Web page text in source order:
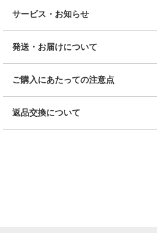
サービス・お知らせ
発送・お届けについて
ご購入にあたっての注意点
返品交換について